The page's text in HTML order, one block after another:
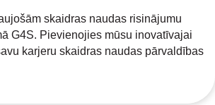
skaidras naudas risinājumu
G4S. Pievienojies mūsu inovatīvajai
karjeru skaidras naudas pārvaldības